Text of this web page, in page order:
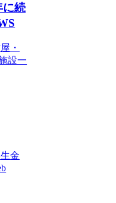
に続
・
設一
金